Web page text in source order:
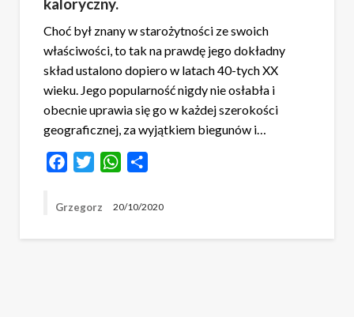
Choć był znany w starożytności ze swoich
właściwości, to tak na prawdę jego dokładny
skład ustalono dopiero w latach 40-tych XX
wieku. Jego popularność nigdy nie osłabła i
obecnie uprawia się go w każdej szerokości
geograficznej, za wyjątkiem biegunów i…
FacebookTwitterWhatsApp
Grzegorz 20/10/2020